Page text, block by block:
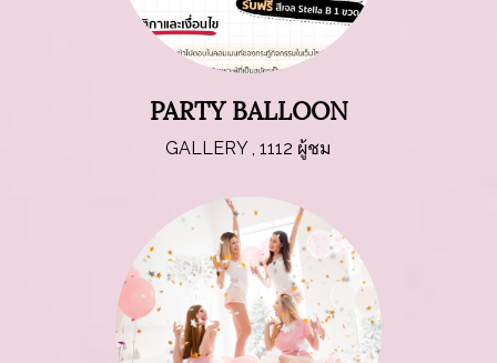
PARTY BALLOON
GALLERY, 1112 ผู้ชม